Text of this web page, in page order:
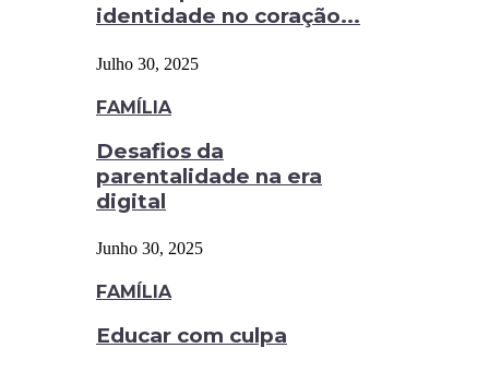
identidade no coração...
Julho 30, 2025
FAMÍLIA
Desafios da
parentalidade na era
digital
Junho 30, 2025
FAMÍLIA
Educar com culpa